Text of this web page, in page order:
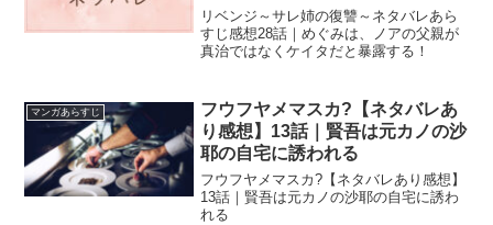
だと暴露する！
リベンジ～サレ姉の復讐～ネタバレあら
すじ感想28話｜めぐみは、ノアの父親が
真治ではなくケイタだと暴露する！
マンガあらすじ
フウフヤメマスカ?【ネタバレあ
り感想】13話｜賢吾は元カノの沙
耶の自宅に誘われる
フウフヤメマスカ?【ネタバレあり感想】
13話｜賢吾は元カノの沙耶の自宅に誘わ
れる